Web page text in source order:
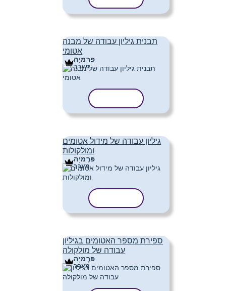
תבנית גיליון עבודה של מבנה
אטומי
פּרֶמיָה
מַעֲרָך
גיליון עבודה של מידול אטומים
ומולקולות
פּרֶמיָה
מַעֲרָך
ספירת מספר האטומים בגיליון
עבודה של מולקולה
פּרֶמיָה
מַעֲרָך